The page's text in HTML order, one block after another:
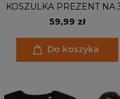
KOSZULKA PREZENT NA
URODZINY 1994 STYLOWY
59,99 zł
Do koszyka